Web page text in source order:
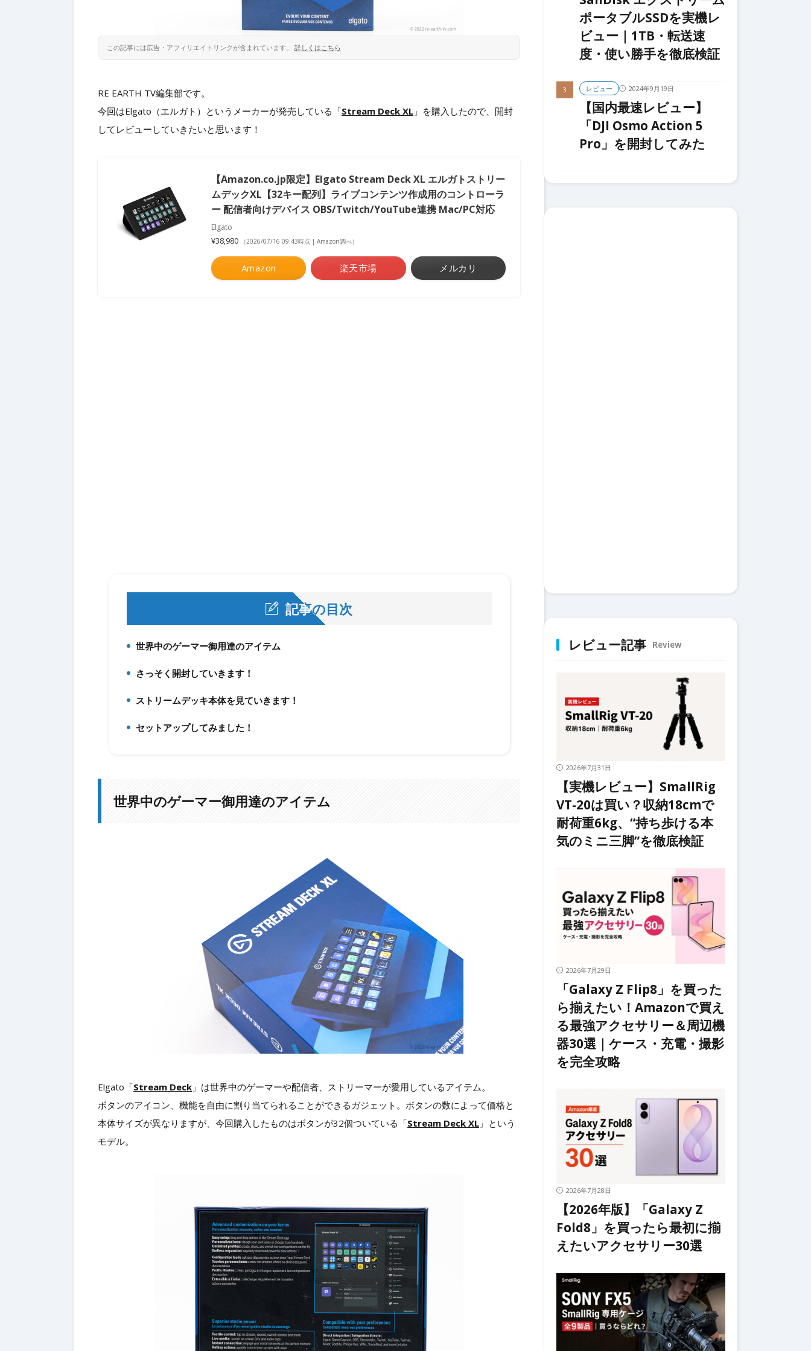
この記事には広告・アフィリエイトリンクが含まれています。 詳しくはこちら
RE EARTH TV編集部です。
今回はElgato（エルガト）というメーカーが発売している「Stream Deck XL 」を購入したので、開封
してレビューしていきたいと思います！
【Amazon.co.jp限定】Elgato Stream Deck XL エルガトストリー
ムデックXL【32キー配列】ライブコンテンツ作成用のコントローラ
ー 配信者向けデバイス OBS/Twitch​/YouTube連携 Mac/PC対応
Elgato
¥38,980 （2026/07/16 09:43時点 | Amazon調べ）
Amazon 楽天市場 メルカリ
記事の目次
1.
世界中のゲーマー御用達のアイテム
2.
さっそく開封していきます！
3.
ストリームデッキ本体を見ていきます！
セットアップしてみました！
世界中のゲーマー御用達のアイテム
Elgato「Stream Deck 」は世界中のゲーマーや配信者、ストリーマーが愛用しているアイテム。
ボタンのアイコン、機能を自由に割り当てられることができるガジェット。ボタンの数によって価格と
本体サイズが異なりますが、今回購入したものはボタンが32個ついている「Stream Deck XL 」という
モデル。
ポータブルSSDを実機レ
ビュー｜1TB・転送速
度・使い勝手を徹底検証
レビュー 2024年9月19日
【国内最速レビュー】
「DJI Osmo Action 5
Pro」を開封してみた
レビュー記事 Review
2026年7月31日
【実機レビュー】SmallRig
VT-20は買い？収納18cmで
耐荷重6kg、“持ち歩ける本
気のミニ三脚”を徹底検証
2026年7月29日
「Galaxy Z Flip8」を買った
ら揃えたい！Amazonで買え
る最強アクセサリー＆周辺機
器30選｜ケース・充電・撮影
を完全攻略
2026年7月28日
【2026年版】「Galaxy Z
Fold8」を買ったら最初に揃
えたいアクセサリー30選